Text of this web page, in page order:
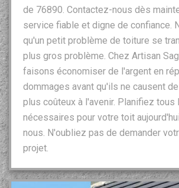
de 76890. Contactez-nous dès
service fiable et digne de confiance.
qu'un petit problème de toiture se
plus gros problème. Chez Artisan
faisons économiser de l'argent en
dommages avant qu'ils ne causent
plus coûteux à l'avenir. Planifiez tous
nécessaires pour votre toit
nous. N'oubliez pas de demander
projet.